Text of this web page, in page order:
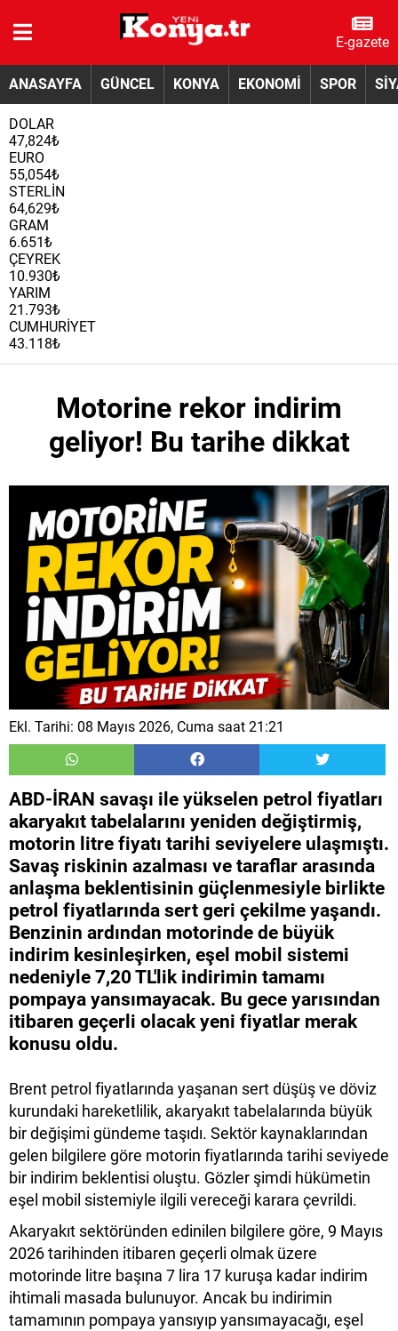
E-gazete
ANASAYFA GÜNCEL KONYA EKONOMİ SPOR
DOLAR
47,824₺
EURO
55,054₺
STERLİN
64,629₺
GRAM
6.651₺
ÇEYREK
10.930₺
YARIM
21.793₺
CUMHURİYET
43.118₺
Motorine rekor indirim
geliyor! Bu tarihe dikkat
Ekl. Tarihi: 08 Mayıs 2026, Cuma saat 21:21
ABD-İRAN savaşı ile yükselen petrol fiyatları
akaryakıt tabelalarını yeniden değiştirmiş,
motorin litre fiyatı tarihi seviyelere ulaşmıştı.
Savaş riskinin azalması ve taraflar arasında
anlaşma beklentisinin güçlenmesiyle birlikte
petrol fiyatlarında sert geri çekilme yaşandı.
Benzinin ardından motorinde de büyük
indirim kesinleşirken, eşel mobil sistemi
nedeniyle 7,20 TL'lik indirimin tamamı
pompaya yansımayacak. Bu gece yarısından
itibaren geçerli olacak yeni fiyatlar merak
konusu oldu.
Brent petrol fiyatlarında yaşanan sert düşüş ve döviz
kurundaki hareketlilik, akaryakıt tabelalarında büyük
bir değişimi gündeme taşıdı. Sektör kaynaklarından
gelen bilgilere göre motorin fiyatlarında tarihi seviyede
bir indirim beklentisi oluştu. Gözler şimdi hükümetin
eşel mobil sistemiyle ilgili vereceği karara çevrildi.
Akaryakıt sektöründen edinilen bilgilere göre, 9 Mayıs
2026 tarihinden itibaren geçerli olmak üzere
motorinde litre başına 7 lira 17 kuruşa kadar indirim
ihtimali masada bulunuyor. Ancak bu indirimin
tamamının pompaya yansıyıp yansımayacağı, eşel